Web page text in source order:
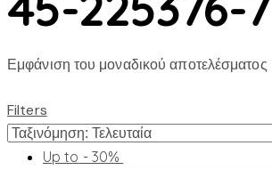
Εμφάνιση του μοναδικού αποτελέσματος
Filters
Up to - 30%